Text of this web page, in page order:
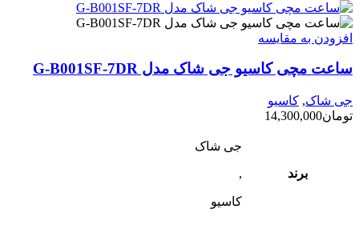
افزودن به مقایسه
ساعت مچی کاسیو جی شاک مدل G-B001SF-7DR
جی شاک, کاسیو
تومان14,300,000
برند
جی شاک
,
کاسیو